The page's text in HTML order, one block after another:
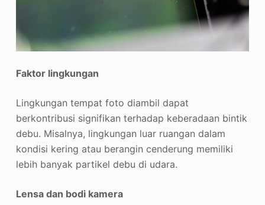
Faktor lingkungan
Lingkungan tempat foto diambil dapat
berkontribusi signifikan terhadap keberadaan bintik
debu. Misalnya, lingkungan luar ruangan dalam
kondisi kering atau berangin cenderung memiliki
lebih banyak partikel debu di udara.
Lensa dan bodi kamera